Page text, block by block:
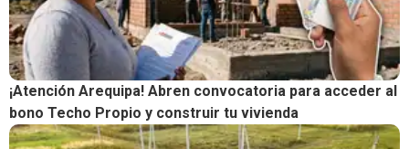
¡Atención Arequipa! Abren convocatoria para acceder al
bono Techo Propio y construir tu vivienda